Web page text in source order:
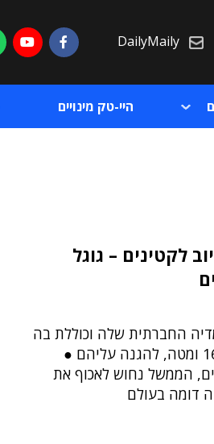
DailyMaily
היי-טק מינויים
לקטינים – גוגל
החברתית שלה וכוללת בה
כעת איסור שימוש ביוטיוב לבני 16 ומטה, להגנה עליהם ●
הממשל נחוש לאכוף את
דומה בעולם